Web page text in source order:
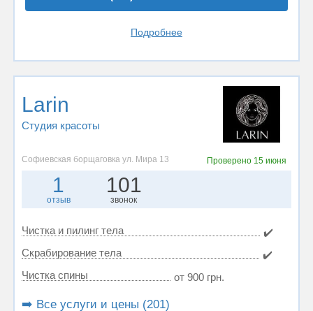
Подробнее
Larin
Студия красоты
Софиевская борщаговка ул. Мира 13 Проверено 15 июня
1
отзыв
101
звонок
Чистка и пилинг тела
✔️
Скрабирование тела
✔️
Чистка спины
от 900 грн.
➡️ Все услуги и цены (201)